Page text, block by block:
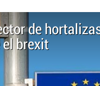
de
el brexit